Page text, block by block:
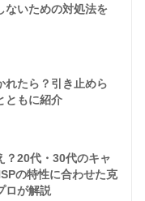
ないための対処法を
れたら？引き止めら
ともに紹介
？20代・30代のキャ
の特性に合わせた克
ロが解説